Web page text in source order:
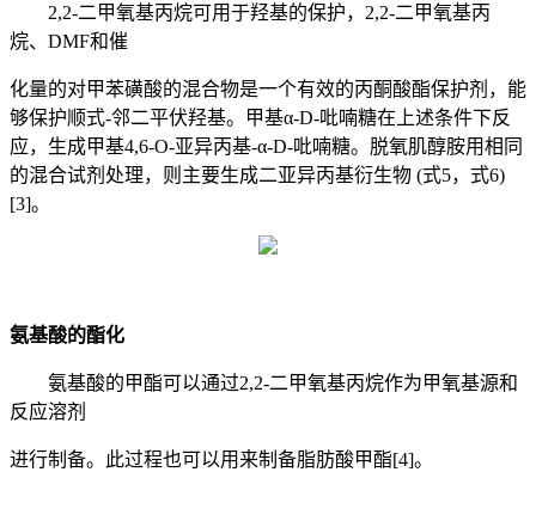
2,2-二甲氧基丙烷可用于羟基的保护，2,2-二甲氧基丙
烷、DMF和催
化量的对甲苯磺酸的混合物是一个有效的丙酮酸酯保护剂，能
够保护顺式-邻二平伏羟基。甲基α-D-吡喃糖在上述条件下反
应，生成甲基4,6-O-亚异丙基-α-D-吡喃糖。脱氧肌醇胺用相同
的混合试剂处理，则主要生成二亚异丙基衍生物 (式5，式6)
[3]。
氨基酸的酯化
氨基酸的甲酯可以通过2,2-二甲氧基丙烷作为甲氧基源和
反应溶剂
进行制备。此过程也可以用来制备脂肪酸甲酯[4]。